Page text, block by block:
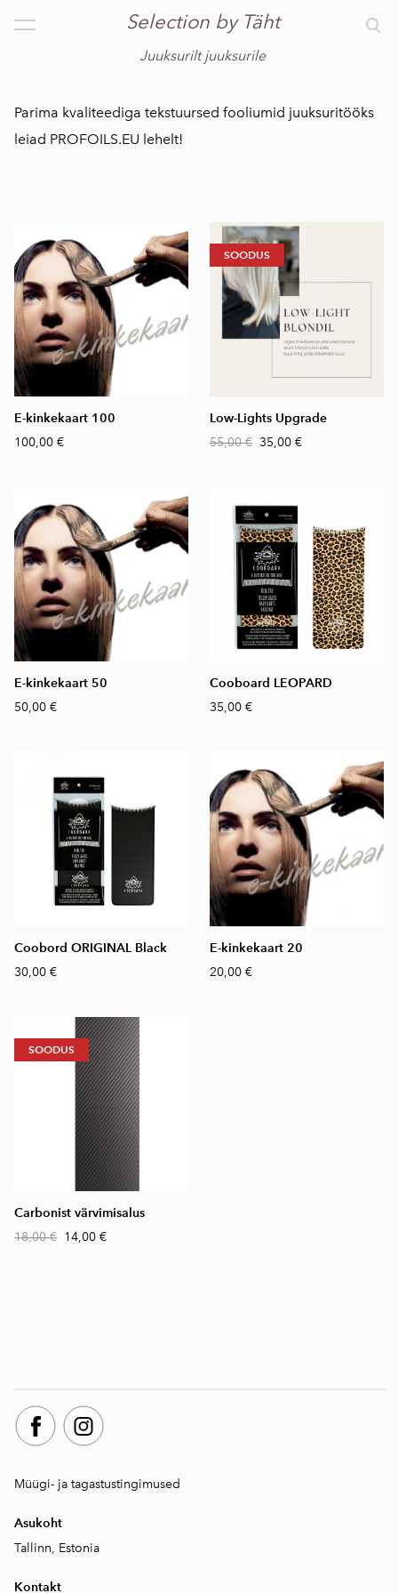
Selection by Täht
Juuksurilt juuksurile
lisati ostukorvi. Vaata ostukorvi
Parima kvaliteediga tekstuursed fooliumid juuksuritööks
leiad PROFOILS.EU lehelt!
E-kinkekaart 100
100,00 €
SOODUS
Low-Lights Upgrade
55,00 € 35,00 €
E-kinkekaart 50
50,00 €
Cooboard LEOPARD
35,00 €
Coobord ORIGINAL Black
30,00 €
E-kinkekaart 20
20,00 €
SOODUS
Carbonist värvimisalus
18,00 € 14,00 €
Müügi- ja tagastustingimused
Asukoht
Tallinn, Estonia
Kontakt